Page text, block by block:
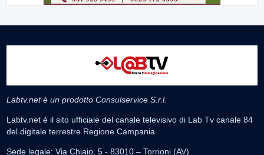
Labtv.net è un prodotto Consulservice S.r.l.
Labtv.net è il sito ufficiale del canale televisivo di Lab Tv canale 84
del digitale terrestre Regione Campania
Sede legale: Via Chiaio, 5 - 83010 – Torrioni (AV)